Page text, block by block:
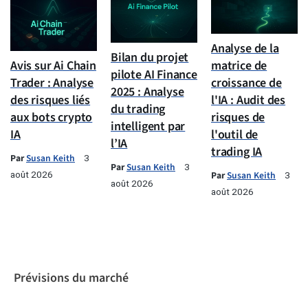
Avis sur Ai Chain
Trader : Analyse
des risques liés
aux bots crypto
IA
ParSusan Keith
3
août 2026
Bilan du projet
pilote AI Finance
2025 : Analyse
du trading
intelligent par
l’IA
ParSusan Keith
3
août 2026
Analyse de la
matrice de
croissance de
l'IA : Audit des
risques de
l'outil de
trading IA
ParSusan Keith
3
août 2026
Prévisions du marché